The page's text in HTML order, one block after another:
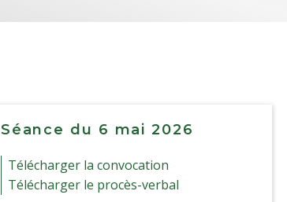
Séance du 6 mai 2026
Télécharger la convocation
Télécharger le procès-verbal